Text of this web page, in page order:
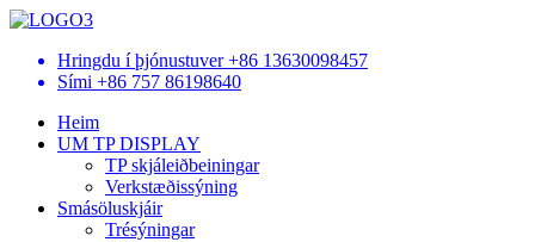
Hringdu í þjónustuver +86 13630098457
Sími +86 757 86198640
Heim
UM TP DISPLAY
TP skjáleiðbeiningar
Verkstæðissýning
Smásöluskjáir
Trésýningar